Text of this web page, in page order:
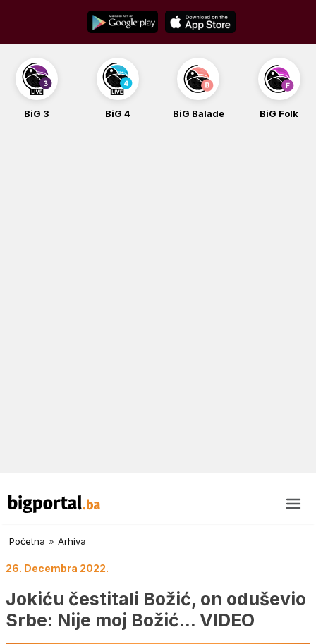
content
BiG 3 BiG 4 BiG Balade BiG Folk
Početna » Arhiva
26. Decembra 2022.
Jokiću čestitali Božić, on oduševio
Srbe: Nije moj Božić… VIDEO